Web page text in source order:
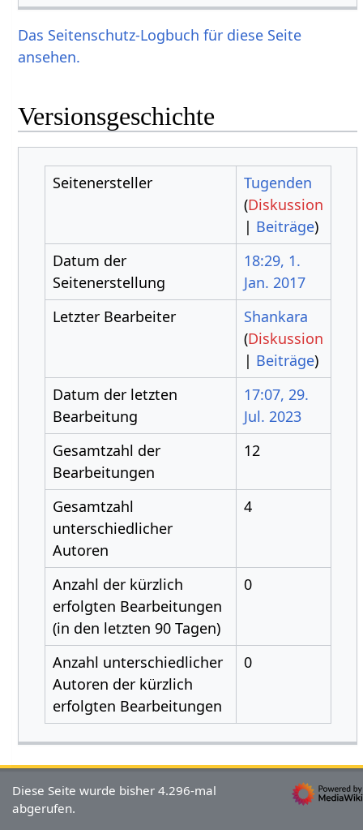
Das Seitenschutz-Logbuch für diese Seite
ansehen.
Versionsgeschichte
Seitenersteller
Tugenden
(Diskussion
| Beiträge)
Datum der
Seitenerstellung
18:29, 1.
Jan. 2017
Letzter Bearbeiter
Shankara
(Diskussion
| Beiträge)
Datum der letzten
Bearbeitung
17:07, 29.
Jul. 2023
Gesamtzahl der
Bearbeitungen
12
Gesamtzahl
unterschiedlicher
Autoren
4
Anzahl der kürzlich
erfolgten Bearbeitungen
(in den letzten 90 Tagen)
0
Anzahl unterschiedlicher
Autoren der kürzlich
erfolgten Bearbeitungen
0
Diese Seite wurde bisher 4.296-mal
abgerufen.